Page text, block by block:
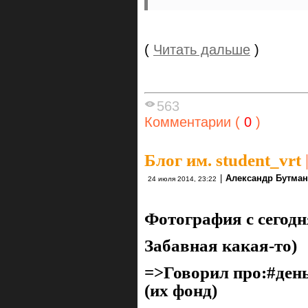
( Читать дальше )
563
Комментарии ( 0 )
Блог им. student_vrt|
24 июля 2014, 23:22 Александр
Фотография с
Забавная какая-то)
=>Говорил
(их фонд)